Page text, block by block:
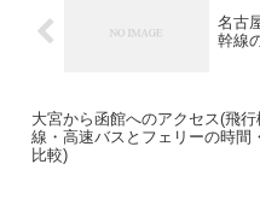
名古
幹線
大宮から函館へのアクセス(飛行
線・高速バスとフェリーの時間
比較)